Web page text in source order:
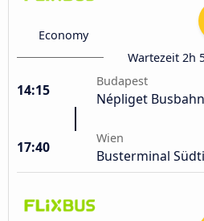
Economy
Wartezeit 2h
14:15
Budapest
Népliget
17:40
Wien
Busterminal